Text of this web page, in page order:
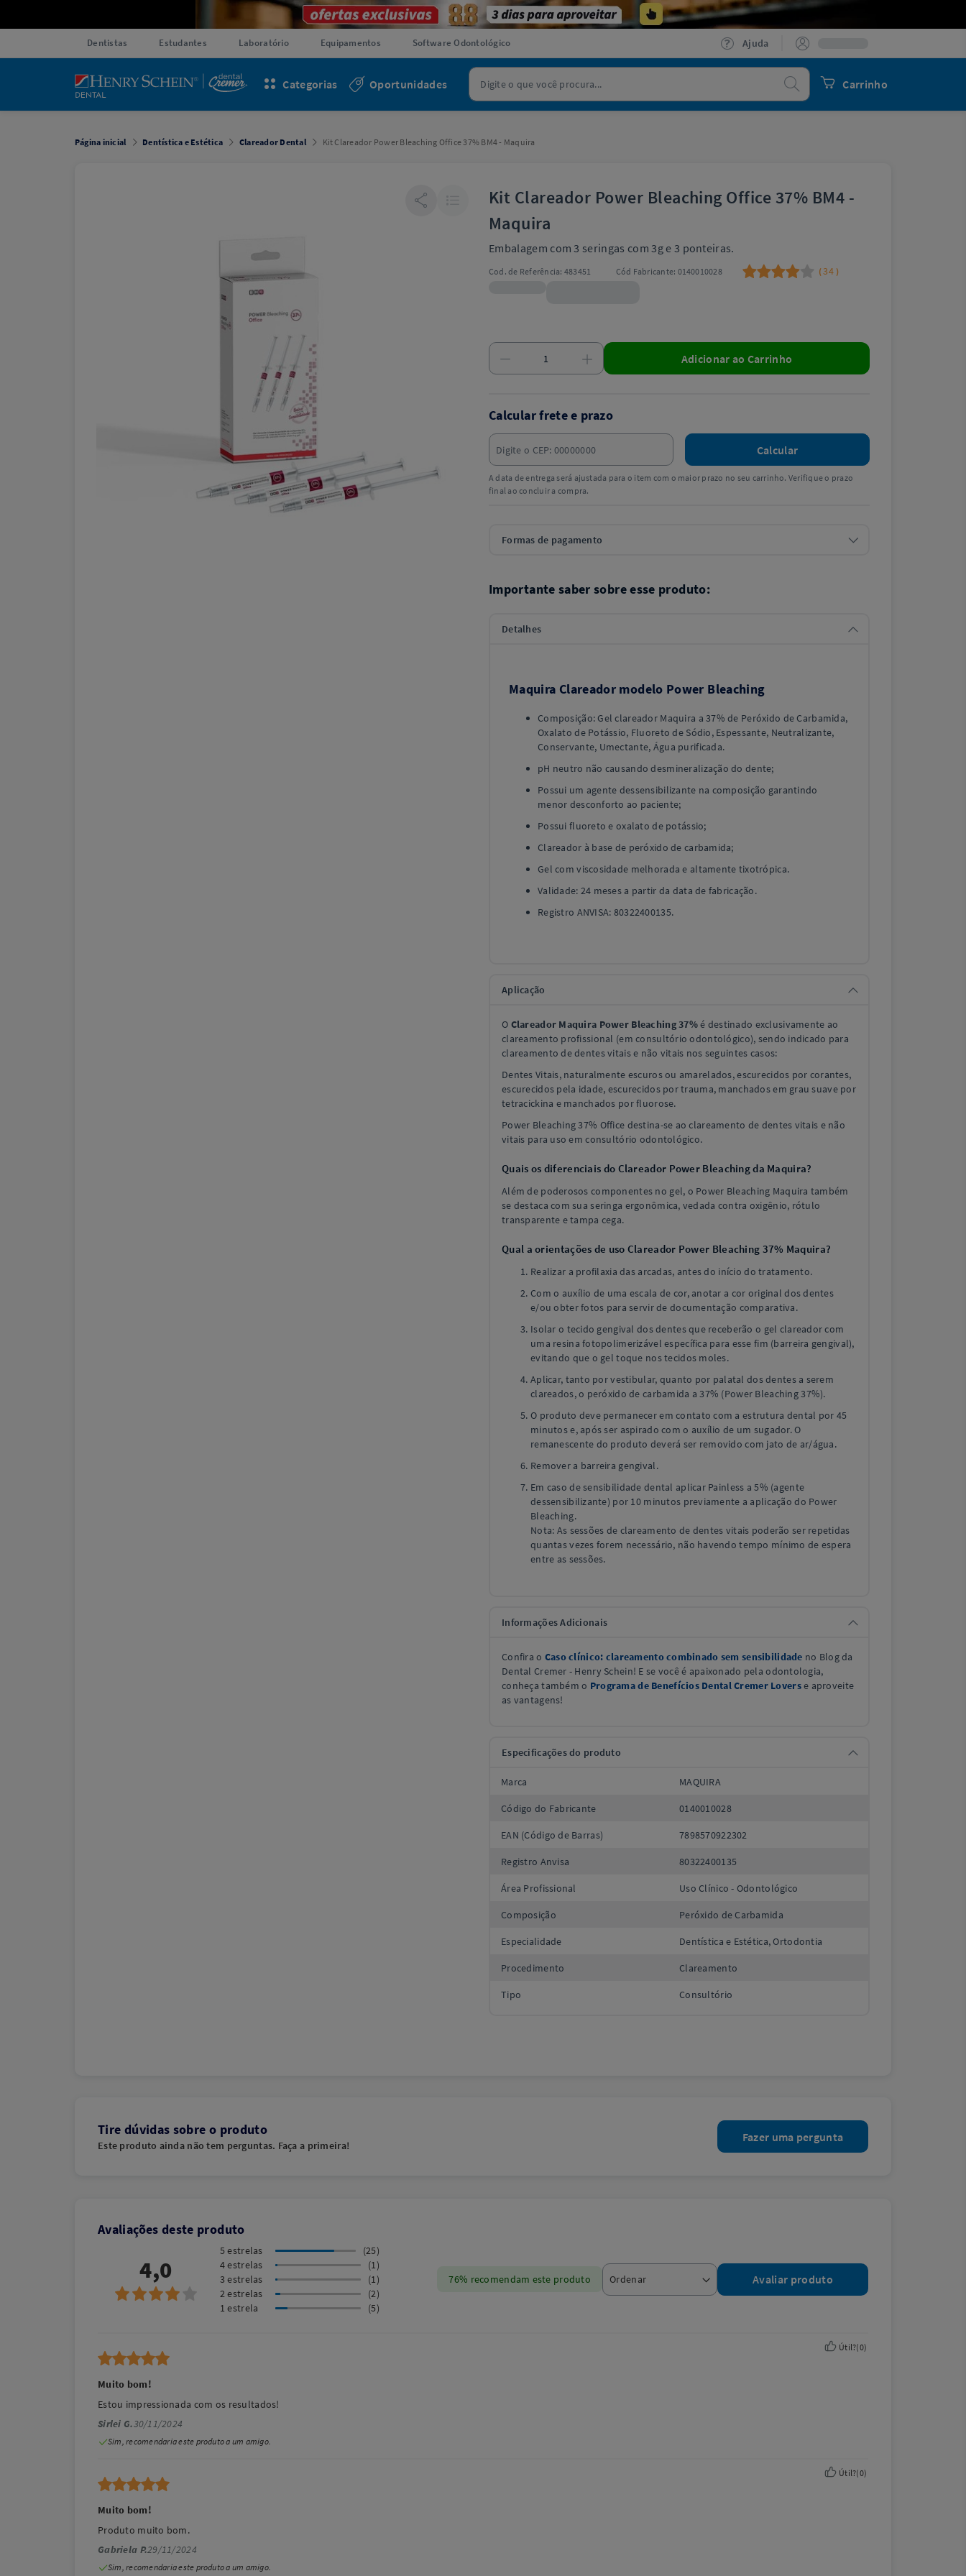
Dentistas Estudantes Laboratório Equipamentos Software Odontológico Ajuda
Carrinho
Procurar
Oportunidades
Categorias
Página inicial Dentística e Estética Clareador Dental Kit Clareador Power Bleaching Office 37% BM4 - Maquira
Kit Clareador Power Bleaching Office 37% BM4 -
Maquira
Embalagem com 3 seringas com 3g e 3 ponteiras.
Cod. de Referência: 483451 Cód Fabricante: 0140010028 (34 )
Adicionar ao Carrinho
Calcular frete e prazo
Calcular
A data de entrega será ajustada para o item com o maior prazo no seu carrinho. Verifique o prazo
final ao concluir a compra.
Formas de pagamento
Importante saber sobre esse produto:
Detalhes
Maquira Clareador modelo Power Bleaching
Composição: Gel clareador Maquira a 37% de Peróxido de Carbamida,
Oxalato de Potássio, Fluoreto de Sódio, Espessante, Neutralizante,
Conservante, Umectante, Água purificada.
pH neutro não causando desmineralização do dente;
Possui um agente dessensibilizante na composição garantindo
menor desconforto ao paciente;
Possui fluoreto e oxalato de potássio;
Clareador à base de peróxido de carbamida;
Gel com viscosidade melhorada e altamente tixotrópica.
Validade: 24 meses a partir da data de fabricação.
Registro ANVISA: 80322400135.
Aplicação
O Clareador Maquira Power Bleaching 37%é destinado exclusivamente ao
clareamento profissional (em consultório odontológico), sendo indicado para
clareamento de dentes vitais e não vitais nos seguintes casos:
Dentes Vitais, naturalmente escuros ou amarelados, escurecidos por corantes,
escurecidos pela idade, escurecidos por trauma, manchados em grau suave por
tetracickina e manchados por fluorose.
Power Bleaching 37% Office destina-se ao clareamento de dentes vitais e não
vitais para uso em consultório odontológico.
Quais os diferenciais do Clareador Power Bleaching da Maquira?
Além de poderosos componentes no gel, o Power Bleaching Maquira também
se destaca com sua seringa ergonômica, vedada contra oxigênio, rótulo
transparente e tampa cega.
Qual a orientações de uso Clareador Power Bleaching 37% Maquira?
Realizar a profilaxia das arcadas, antes do início do tratamento.
Com o auxílio de uma escala de cor, anotar a cor original dos dentes
e/ou obter fotos para servir de documentação comparativa.
Isolar o tecido gengival dos dentes que receberão o gel clareador com
uma resina fotopolimerizável específica para esse fim (barreira gengival),
evitando que o gel toque nos tecidos moles.
Aplicar, tanto por vestibular, quanto por palatal dos dentes a serem
clareados, o peróxido de carbamida a 37% (Power Bleaching 37%).
O produto deve permanecer em contato com a estrutura dental por 45
minutos e, após ser aspirado com o auxílio de um sugador. O
remanescente do produto deverá ser removido com jato de ar/água.
Remover a barreira gengival.
Em caso de sensibilidade dental aplicar Painless a 5% (agente
dessensibilizante) por 10 minutos previamente a aplicação do Power
Bleaching.
Nota: As sessões de clareamento de dentes vitais poderão ser repetidas
quantas vezes forem necessário, não havendo tempo mínimo de espera
entre as sessões.
Informações Adicionais
Confira o Caso clínico: clareamento combinado sem sensibilidade no Blog da
Dental Cremer - Henry Schein! E se você é apaixonado pela odontologia,
conheça também o Programa de Benefícios Dental Cremer Loverse aproveite
as vantagens!
Especificações do produto
Marca MAQUIRA
Código do Fabricante 0140010028
EAN (Código de Barras) 7898570922302
Registro Anvisa 80322400135
Área Profissional Uso Clínico - Odontológico
Composição Peróxido de Carbamida
Especialidade Dentística e Estética, Ortodontia
Procedimento Clareamento
Tipo Consultório
Tire dúvidas sobre o produto
Este produto ainda não tem perguntas. Faça a primeira!
Fazer uma pergunta
Avaliações deste produto
4,0
5 estrelas
(25)
4 estrelas
(1)
3 estrelas
(1)
2 estrelas
(2)
1 estrela
(5)
76% recomendam este produto Avaliar produto
Muito bom!
Estou impressionada com os resultados!
Sirlei G.30/11/2024
Sim, recomendaria este produto a um amigo.
Útil?(0)
Muito bom!
Produto muito bom.
Gabriela P.29/11/2024
Sim, recomendaria este produto a um amigo.
Útil?(0)